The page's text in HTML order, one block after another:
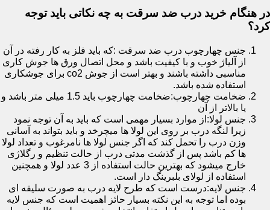
در هنگام خرید درب ضد سرقت به چه نکاتی باید توجه
کرد؟
جنس چهارچوب درب ضد سرقت :که باید فلز به کار رفته در آن
از آلیاژ خوب و با کیفیت باشد و محل اتصال ورق ها جوش کاری
مناسبی داشته باشند و بهتر است از جوش co2 برای جوشکاری
استفاده شده باشد.
ضخامت چهارچوب:ضخامت چهارچوب باید 1.5 میلی متر باشد و
یا بالاتر از آن
جنس لولا:از موارد بسیار مهمی است که باید به آن توجه نمود
زیرا لنگه درب بر روی این لولا ها میچرخد و باید بتواند به آسانی
وزن درب را تحمل کند که اگر جنس لولا ها نامرغوب و تعداد لولا
ها کم باشد پس از گذشت مدتی درب از حالت تنظیم و رگلاژی
خارج میشود که بهترین حالت استفاده از 3 عدد لولا و همچنین
استفاده از لولای بلبرینگ دار است.
جنس لایه:درست است که طرح لایه درب به صورت سلیقه ای
بوده اما توجه به این نکته بسیار حائز اهمیت است که جنس لایه